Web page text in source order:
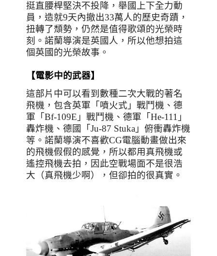
挺直腰桿堅決不投降，舉國上下全力動
員，造就9天內撤出33萬人的歷史奇蹟，
扭轉了頹勢，仍然是值得歌頌的光榮時
刻。諾蘭導演是英國人，所以他想拍這
個英國的光榮故事。
【電影中的武器】
這部片中可以看到數種二次大戰的著名
飛機，包含英軍「噴火式」戰鬥機、德
軍「 Bf-109E 」戰鬥機、德軍「 He-111 」
轟炸機、德國「 Ju-87 Stuka 」俯衝轟炸機
等。諾蘭導演不喜歡CG電腦動畫做出來
的飛機假假的感覺，所以都用真飛機或
遙控飛機去拍，因此空戰場面不是很浩
大（真飛機少啊），但卻拍的很真實。